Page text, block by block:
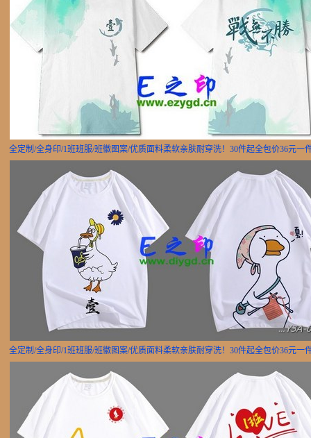
全定制/全身印/1班班服/班徽图案/优质面料柔软亲肤耐穿洗！30件起全包价36元一
全定制/全身印/1班班服/班徽图案/优质面料柔软亲肤耐穿洗！30件起全包价36元一